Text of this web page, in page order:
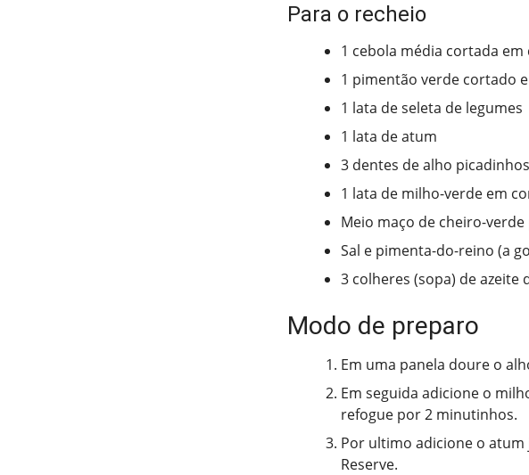
Para o recheio
1 cebola média cortada em
1 pimentão verde cortado
1 lata de seleta de legumes
1 lata de atum
3 dentes de alho picadinhos
1 lata de milho-verde em
Meio maço de cheiro-verde
Sal e pimenta-do-reino (a
3 colheres (sopa) de azeite
Modo de preparo
Em uma panela doure o
Em seguida adicione o
refogue por 2 minutinhos.
Por ultimo adicione o
Reserve.